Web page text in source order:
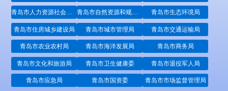
青岛市人力资源社会保障局 青岛市自然资源和规划局 青岛市生态环境局
青岛市住房城乡建设局 青岛市城市管理局 青岛市交通运输局
青岛市农业农村局 青岛市海洋发展局 青岛市商务局
青岛市文化和旅游局 青岛市卫生健康委 青岛市退役军人局
青岛市应急局 青岛市国资委 青岛市市场监督管理局